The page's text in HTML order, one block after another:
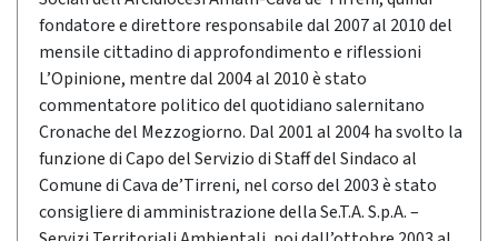
fondatore e direttore responsabile dal 2007 al 2010 del
mensile cittadino di approfondimento e riflessioni
L’Opinione, mentre dal 2004 al 2010 è stato
commentatore politico del quotidiano salernitano
Cronache del Mezzogiorno. Dal 2001 al 2004 ha svolto la
funzione di Capo del Servizio di Staff del Sindaco al
Comune di Cava de’Tirreni, nel corso del 2003 è stato
consigliere di amministrazione della Se.T.A. S.p.A. –